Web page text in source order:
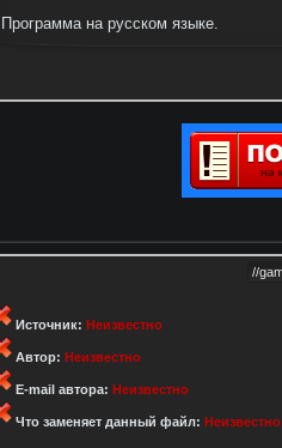
Программа на русском языке.
Источник: Неизвестно
Автор: Неизвестно
E-mail автора: Неизвестно
Что заменяет данный файл: Неизвестно